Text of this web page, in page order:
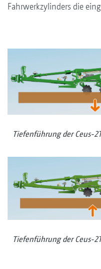
Fahrwerkzylinders die
Tiefenführung der Ceus-
Tiefenführung der Ceus-